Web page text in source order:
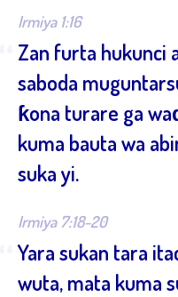
Irmiya 1:16
Zan furta hukunci
saboda
ƙona turare ga
kuma bauta wa
suka yi.
Irmiya 7:18-20
Yara sukan tara
wuta, mata kuma